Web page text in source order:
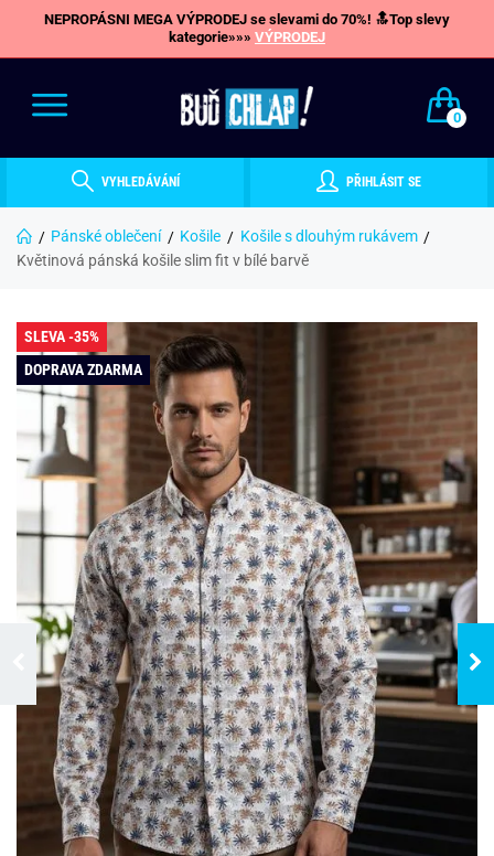
NEPROPÁSNI MEGA VÝPRODEJ se slevami do 70%! 🔝Top slevy
kategorie»»» VÝPRODEJ
0
VYHLEDÁVÁNÍ PŘIHLÁSIT SE
Pánské oblečení Košile
Košile s dlouhým rukávem
Květinová pánská košile slim fit v bílé barvě
SLEVA -35%
DOPRAVA ZDARMA